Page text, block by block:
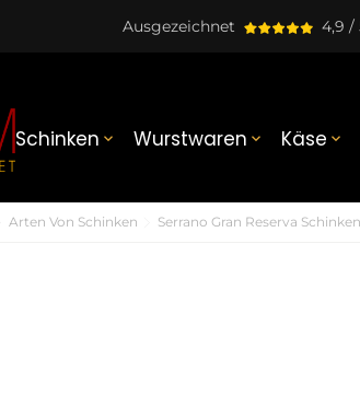
Ausgezeichnet 4,9 /
Schinken  Wurstwaren  Käse 
Arten Von Schinken Serrano Gran Reserva Schinken